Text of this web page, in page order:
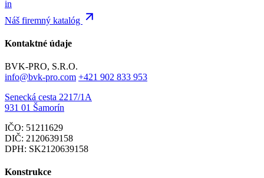
in
Náš firemný katalóg
Kontaktné údaje
BVK-PRO, S.R.O.
info@bvk-pro.com +421 902 833 953
Senecká cesta 2217/1A
931 01 Šamorín
IČO: 51211629
DIČ: 2120639158
DPH: SK2120639158
Konstrukce